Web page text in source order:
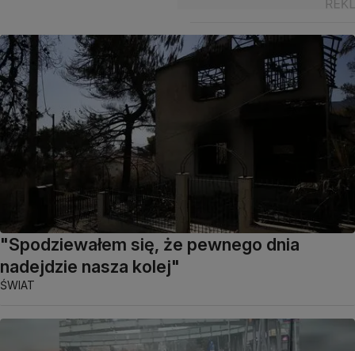
"Spodziewałem się, że pewnego dnia
nadejdzie nasza kolej"
ŚWIAT